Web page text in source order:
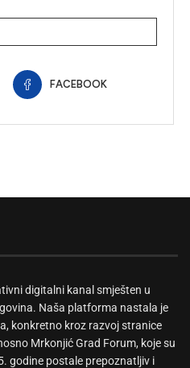
FACEBOOK
digitalni kanal smješten u
Naša platforma nastala je
konkretno kroz razvoj stranice
Mrkonjić Grad Forum, koje su
godine postale prepoznatljiv i